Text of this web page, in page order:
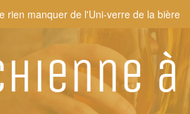
rien manquer de l'Uni-verre de la bière